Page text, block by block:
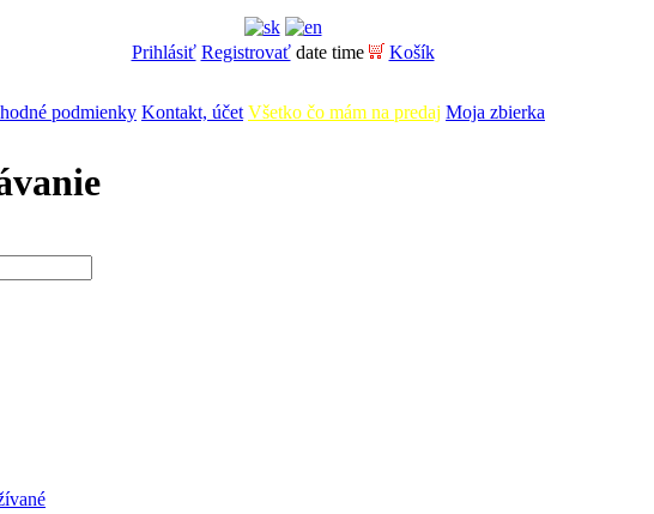
Prihlásiť Registrovať date time Košík
podmienky Kontakt, účet Všetko čo mám na predaj Moja zbierka